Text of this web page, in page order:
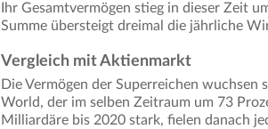
Ihr Gesamtvermögen stieg in dieser Zeit
Summe übersteigt dreimal die jährliche
Vergleich mit Aktienmarkt
Die Vermögen der Superreichen wuchsen
World, der im selben Zeitraum um 73
Milliardäre bis 2020 stark, fielen danach